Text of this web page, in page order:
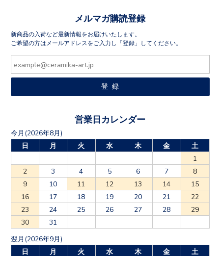
メルマガ購読登録
新商品の入荷など最新情報をお届けいたします。
ご希望の方はメールアドレスをご入力し「登録」してください。
営業日カレンダー
今月(2026年8月)
日
月 火 水 木 金
土
1
2
3 4 5 6 7
8
9
10 11 12 13 14
15
16
17 18 19 20 21
22
23
24 25 26 27 28
29
30
31
翌月(2026年9月)
日
月 火 水 木 金
土